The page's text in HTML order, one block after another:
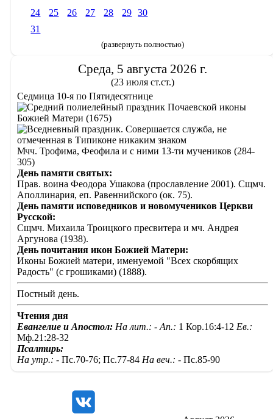
24
25 26 27 28 29
30
31
(развернуть полностью)
Среда, 5 августа 2026 г.
(23 июля ст.ст.)
Седмица 10-я по Пятидесятнице
Почаевской иконы
Божией Матери (1675)
Мчч. Трофима, Феофила и с ними 13-ти мучеников (284-
305)
День памяти святых:
Прав. воина Феодора Ушакова (прославление 2001). Сщмч.
Аполлинария, еп. Равеннийского (ок. 75).
День памяти исповедников и новомучеников Церкви
Русской:
Сщмч. Михаила Троицкого пресвитера и мч. Андрея
Аргунова (1938).
День почитания икон Божией Матери:
Иконы Божией матери, именуемой "Всех скорбящих
Радость" (с грошиками) (1888).
Постный день.
Чтения дня
Евангелие и Апостол: На лит.: - Ап.: 1 Кор.16:4-12 Ев.:
Мф.21:28-32
Псалтирь:
На утр.: - Пс.70-76; Пс.77-84 На веч.: - Пс.85-90